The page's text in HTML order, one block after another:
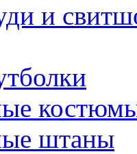
и
штаны